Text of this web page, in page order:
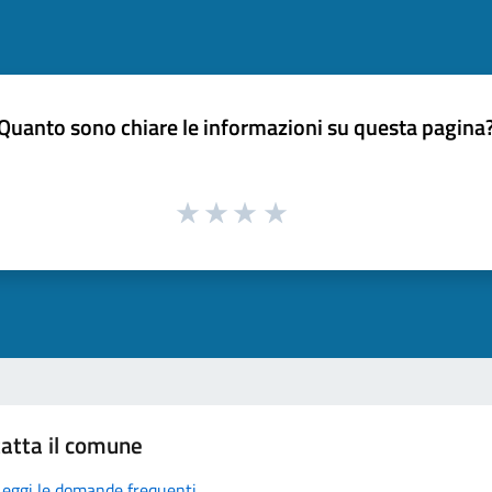
sono chiare le informazioni su questa
il comune